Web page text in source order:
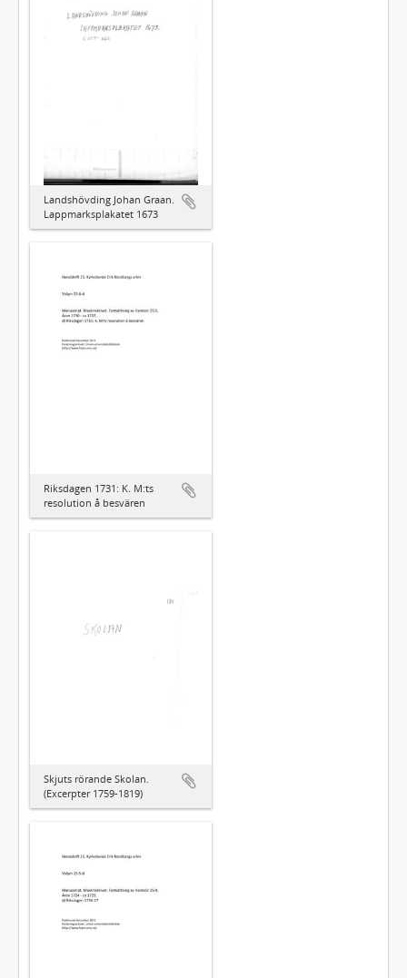
Landshövding Johan Graan.
Lappmarksplakatet 1673
Riksdagen 1731: K. M:ts
resolution å besvären
Skjuts rörande Skolan.
(Excerpter 1759-1819)